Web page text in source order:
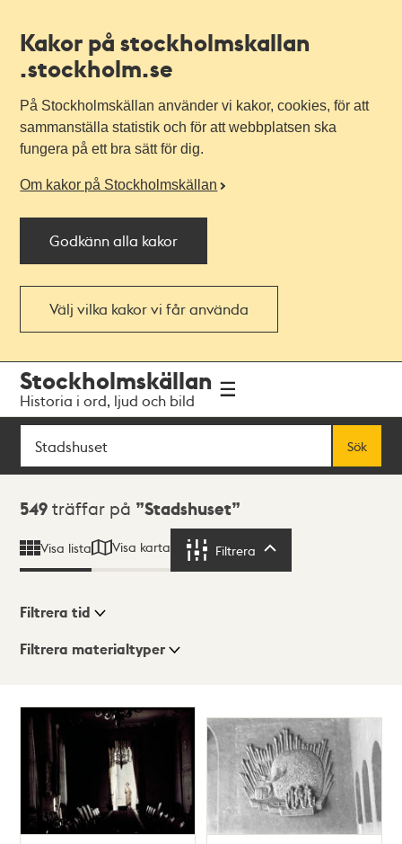
Kakor på stockholmskallan
.stockholm.se
På Stockholmskällan använder vi kakor, cookies, för att
sammanställa statistik och för att webbplatsen ska
fungera på ett bra sätt för dig.
Om kakor på Stockholmskällan
Godkänn alla kakor
Välj vilka kakor vi får använda
navigationen
huvudinnehållet
Stockholmskällan
Historia i ord, ljud och bild
Sök
Sök
Sökresultat
549 träffar på Stadshuset
Visa lista Visa karta Filtrera
Visningsläge
ListaKarta
Filtrera tid
Filtrera materialtyper
träffar